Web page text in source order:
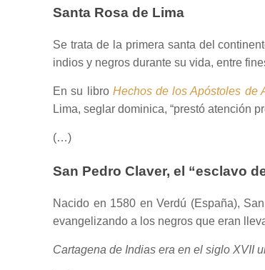
Santa Rosa de Lima
Se trata de la primera santa del
indios y negros durante su vida, entre
En su libro Hechos de los Apóstoles de
Lima, seglar dominica, “prestó atención
(…)
San Pedro Claver, el “esclavo
Nacido en 1580 en Verdú (España),
evangelizando a los negros que eran
Cartagena de Indias era en el siglo XVII